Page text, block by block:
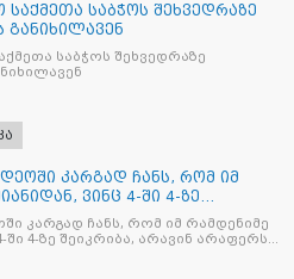
საქმეთა საბჭოს შეხვედრაზე
საბჭოს შეხვედრაზე
კარგად ჩანს, რომ იმ
ვინც 4-ში 4-ზე
კარგად ჩანს, რომ იმ რამდენიმე
ში 4-ზე შეიკრიბა, არავინ არაფერს